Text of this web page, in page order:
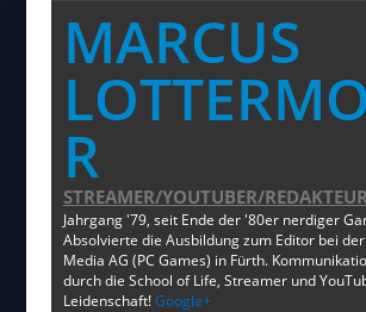
MARCUS
R
STREAMER/YOUTUBER/REDAKTEUR
Jahrgang '79, seit Ende der '80er nerdiger
Absolvierte die Ausbildung zum Editor bei
Media AG (PC Games) in Fürth.
durch die School of Life, Streamer und
Leidenschaft!Google+